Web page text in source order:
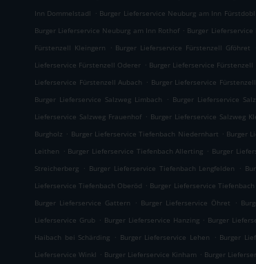
Inn Dommelstadl . Burger Lieferservice Neuburg am Inn Fürstdobl
Burger Lieferservice Neuburg am Inn Rothof . Burger Lieferservice
Fürstenzell Kleingern
. Burger Lieferservice Fürstenzell Gföhret
Lieferservice Fürstenzell Oderer . Burger Lieferservice Fürstenzell
Lieferservice Fürstenzell Aubach . Burger Lieferservice
Burger Lieferservice Salzweg Limbach
. Burger Lieferservice
Lieferservice Salzweg Frauenhof . Burger Lieferservice Salzweg
Burgholz . Burger Lieferservice Tiefenbach Niedernhart . Burger
Leithen . Burger Lieferservice Tiefenbach Allerting . Burger
Streicherberg . Burger Lieferservice Tiefenbach Lengfelden .
Lieferservice Tiefenbach Oberöd . Burger Lieferservice Tiefenbach
Burger Lieferservice Gattern
. Burger Lieferservice Öhret .
Lieferservice Grub . Burger Lieferservice Hanzing . Burger
Haibach bei Schärding . Burger Lieferservice Lehen . Burger
Lieferservice Winkl . Burger Lieferservice Kinham . Burger